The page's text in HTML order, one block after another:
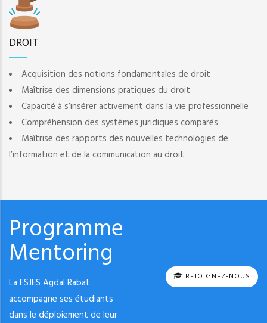
DROIT
Acquisition des notions fondamentales de droit
Maîtrise des dimensions pratiques du droit
Capacité à s’insérer activement dans la vie professionnelle
Compréhension des systèmes juridiques comparés
Maîtrise des rapports des nouvelles technologies de
l’information et de la communication au droit
Programme
Mentoring
La FSJES Agdal Rabat
accompagne ses étudiants
dans le déploiement de leur
REJOIGNEZ-NOUS